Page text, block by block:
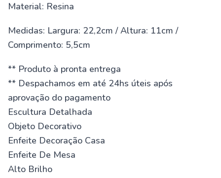
Material: Resina
Medidas: Largura: 22,2cm / Altura: 11cm /
Comprimento: 5,5cm
** Produto à pronta entrega
** Despachamos em até 24hs úteis após
aprovação do pagamento
Escultura Detalhada
Objeto Decorativo
Enfeite Decoração Casa
Enfeite De Mesa
Alto Brilho